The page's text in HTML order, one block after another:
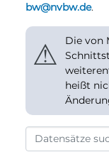
bw@nvbw.de.
⚠
Die von
heißt